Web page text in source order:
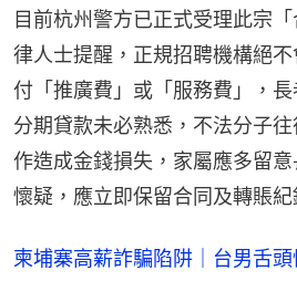
目前杭州警方已正式受理此宗
律人士提醒，正規招聘機構絕
付「推廣費」或「服務費」，
分期貸款未必熟悉，不法分子
作造成金錢損失，家屬應多留
懷疑，應立即保留合同及轉賬紀
柬埔寨高薪詐騙陷阱｜台男舌